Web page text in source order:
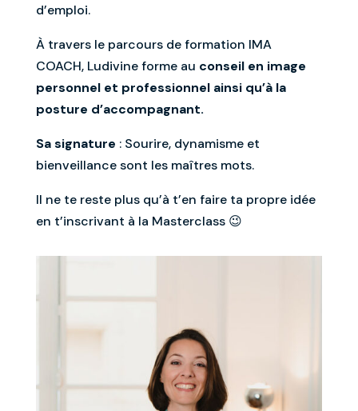
d’emploi.
À travers le parcours de formation IMA
COACH, Ludivine forme au conseil en image
personnel et professionnel ainsi qu’à la
posture d’accompagnant.
Sa signature : Sourire, dynamisme et
bienveillance sont les maîtres mots.
Il ne te reste plus qu’à t’en faire ta propre idée
en t’inscrivant à la Masterclass 😉